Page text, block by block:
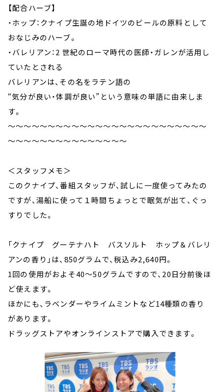
【配合ハーブ】
・ホップ：クナイプ生誕の地ドイツのビールの原料として
おなじみのハーブ。
・バレリアン：2 世紀のローマ時代の医師・ガレンが活用し
ていたとされる
バレリアンは、その名をラテン語の
“気分が良い・体調が良い”という意味の単語に由来しま
す。
～～～～～～～～～～～～～～～～～～～～～～～～～
～～～～～～～～～～～～～～～
＜スタッフメモ＞
このクナイプ、番組スタッフが、試しに一度使ってみたの
ですが、湯船に使って１時間ちょっとで眠気が出て、ぐっ
すりでした。
「クナイプ グーテナハト バスソルト ホップ＆バレリ
アンの香り」は、850グラムで、税込み2,640円。
1回の使用がおよそ40～50グラムですので、20日分前後ほ
ど使えます。
ほかにも、ラベンダーやライムミントなど14種類の香り
があります。
ドラッグストアやオンラインストアで購入できます。